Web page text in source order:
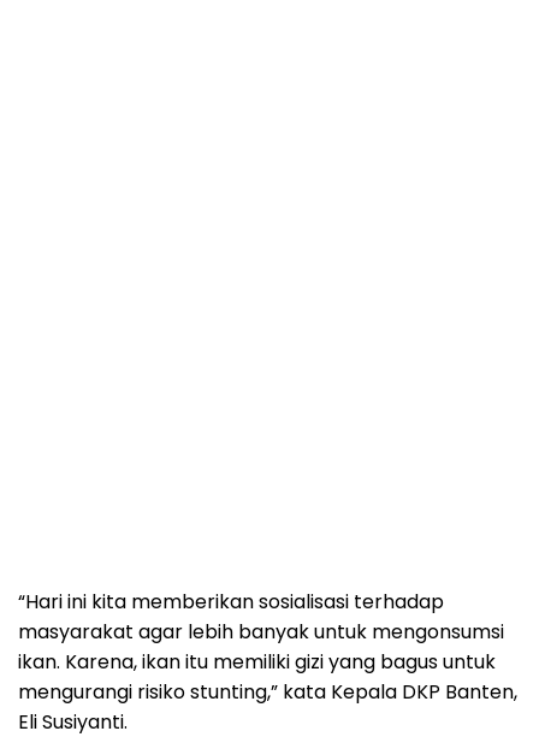
“Hari ini kita memberikan sosialisasi terhadap
masyarakat agar lebih banyak untuk mengonsumsi
ikan. Karena, ikan itu memiliki gizi yang bagus untuk
mengurangi risiko stunting,” kata Kepala DKP Banten,
Eli Susiyanti.